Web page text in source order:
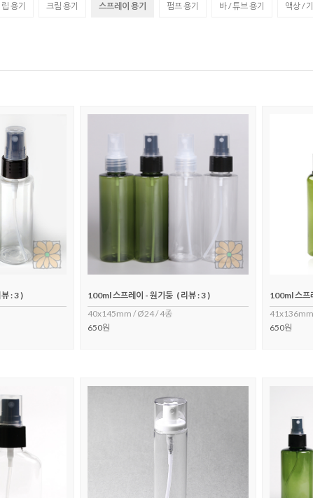
립 용기 크림 용기 스프레이 용기 펌프 용기 바 / 튜브 용기 액상 /
뷰 : 3 )
100ml 스프레이 - 원기둥 ( 리뷰 : 3 )
40x145mm / Ø24 / 4종
650원
100ml 스프
650원